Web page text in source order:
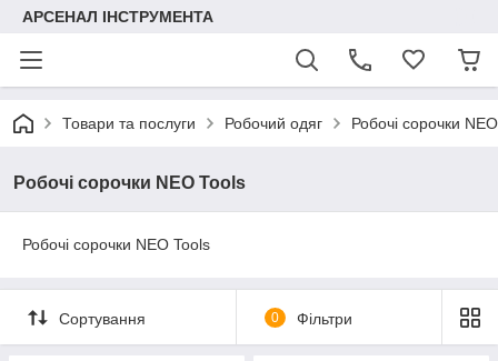
АРСЕНАЛ ІНСТРУМЕНТА
Товари та послуги Робочий одяг Робочі сорочки
Робочі сорочки NEO Tools
Робочі сорочки NEO Tools
Сортування 0 Фільтри